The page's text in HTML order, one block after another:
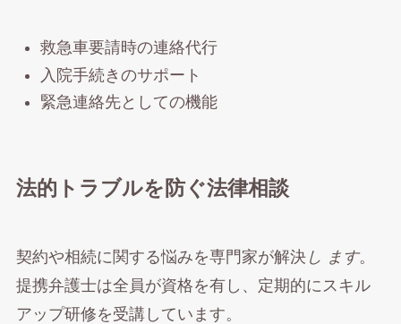
救急車要請時の連絡代行
入院手続きのサポート
緊急連絡先としての機能
法的トラブルを防ぐ法律相談
契約や相続に関する悩みを専門家が解決し ます。
提携弁護士は全員が資格を有し、定期的にスキル
アップ研修を受講しています。